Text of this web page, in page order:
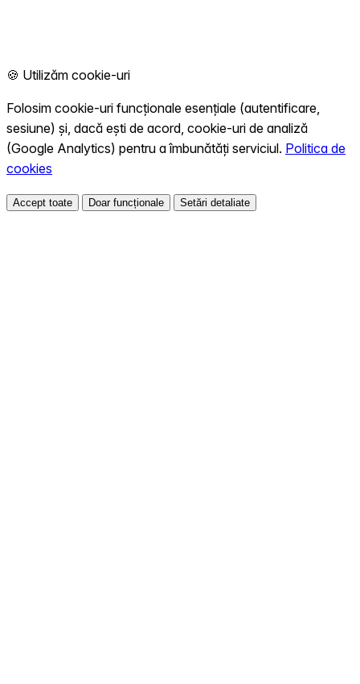
🍪 Utilizăm cookie-uri
Folosim cookie-uri funcționale esențiale (autentificare,
sesiune) și, dacă ești de acord, cookie-uri de analiză
(Google Analytics) pentru a îmbunătăți serviciul. Politica de
cookies
Accept toate Doar funcționale Setări detaliate